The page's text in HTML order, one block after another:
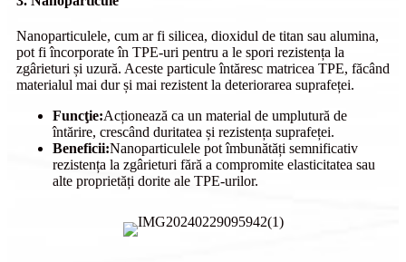
Nanoparticulele, cum ar fi silicea, dioxidul de titan sau alumina,
pot fi încorporate în TPE-uri pentru a le spori rezistența la
zgârieturi și uzură. Aceste particule întăresc matricea TPE, făcând
materialul mai dur și mai rezistent la deteriorarea suprafeței.
Funcţie:Acționează ca un material de umplutură de
întărire, crescând duritatea și rezistența suprafeței.
Beneficii:Nanoparticulele pot îmbunătăți semnificativ
rezistența la zgârieturi fără a compromite elasticitatea sau
alte proprietăți dorite ale TPE-urilor.